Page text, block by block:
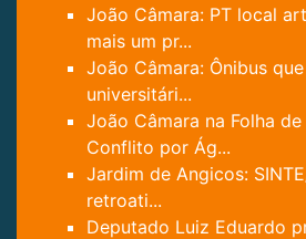
João Câmara: PT local
mais um pr...
João Câmara: Ônibus
universitári...
João Câmara na Folha de
Conflito por Ág...
Jardim de Angicos:
retroati...
Deputado Luiz Eduardo